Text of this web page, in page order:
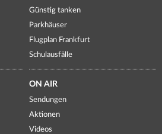
Günstig tanken
Parkhäuser
Flugplan Frankfurt
Schulausfälle
ON AIR
Sendungen
Aktionen
Videos